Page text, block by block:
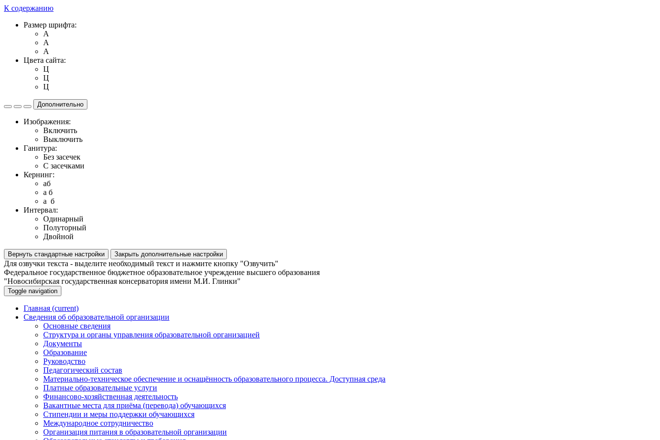
К содержанию
Размер шрифта:
A
A
A
Цвета сайта:
Ц
Ц
Ц
Дополнительно
Изображения:
Включить
Выключить
Ганитура:
Без засечек
С засечками
Кернинг:
aб
a б
a б
Интервал:
Одинарный
Полуторный
Двойной
Вернуть стандартные настройки Закрыть дополнительные настройки
Для озвучки текста - выделите необходимый текст и нажмите кнопку "Озвучить"
Федеральное государственное бюджетное образовательное учреждение высшего образования
"Новосибирская государственная консерватория имени М.И. Глинки"
Toggle navigation
Главная (current)
Сведения об образовательной организации
Основные сведения
Структура и органы управления образовательной организацией
Документы
Образование
Руководство
Педагогический состав
Материально-техническое обеспечение и оснащённость образовательного процесса. Доступная среда
Платные образовательные услуги
Финансово-хозяйственная деятельность
Вакантные места для приёма (перевода) обучающихся
Стипендии и меры поддержки обучающихся
Международное сотрудничество
Организация питания в образовательной организации